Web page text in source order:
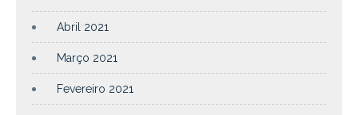
Abril 2021
Março 2021
Fevereiro 2021